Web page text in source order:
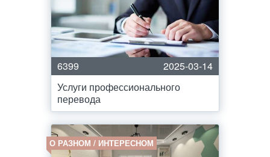
6399
2025-03-14
Услуги профессионального
перевода
О РАЗНОМ / ИНТЕРЕСНОМ